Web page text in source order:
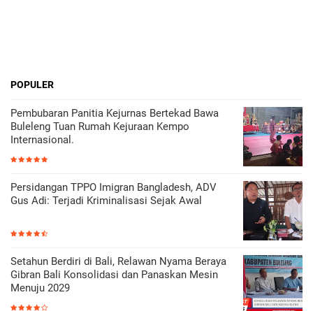
POPULER
Pembubaran Panitia Kejurnas Bertekad Bawa
Buleleng Tuan Rumah Kejuraan Kempo
Internasional.
Persidangan TPPO Imigran Bangladesh, ADV
Gus Adi: Terjadi Kriminalisasi Sejak Awal
Setahun Berdiri di Bali, Relawan Nyama Beraya
Gibran Bali Konsolidasi dan Panaskan Mesin
Menuju 2029